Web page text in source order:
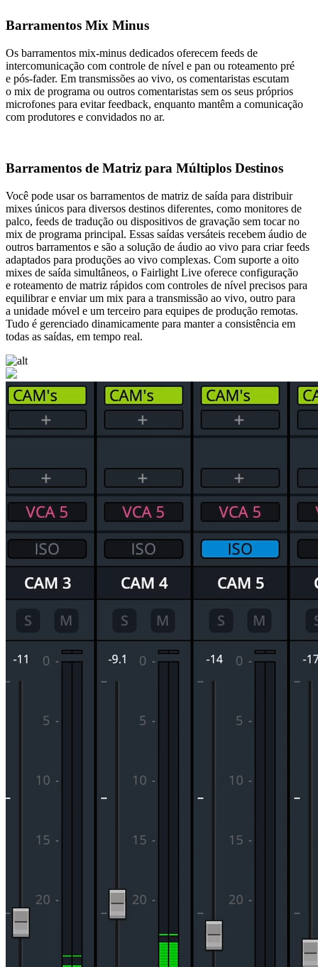
Barramentos Mix Minus
Os barramentos mix-minus dedicados oferecem feeds de
intercomunicação com controle de nível e pan ou roteamento pré
e pós-fader. Em transmissões ao vivo, os comentaristas escutam
o mix de programa ou outros comentaristas sem os seus próprios
microfones para evitar feedback, enquanto mantêm a comunicação
com produtores e convidados no ar.
Barramentos de Matriz para Múltiplos Destinos
Você pode usar os barramentos de matriz de saída para distribuir
mixes únicos para diversos destinos diferentes, como monitores de
palco, feeds de tradução ou dispositivos de gravação sem tocar no
mix de programa principal. Essas saídas versáteis recebem áudio de
outros barramentos e são a solução de áudio ao vivo para criar feeds
adaptados para produções ao vivo complexas. Com suporte a oito
mixes de saída simultâneos, o Fairlight Live oferece configuração
e roteamento de matriz rápidos com controles de nível precisos para
equilibrar e enviar um mix para a transmissão ao vivo, outro para
a unidade móvel e um terceiro para equipes de produção remotas.
Tudo é gerenciado dinamicamente para manter a consistência em
todas as saídas, em tempo real.